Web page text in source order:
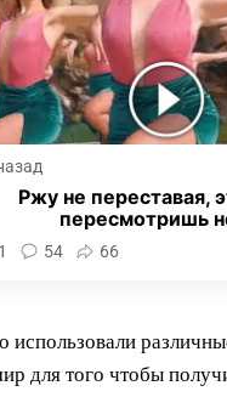
Ржу не переставая,
пересмотришь
54 66
использовали
для того чтобы